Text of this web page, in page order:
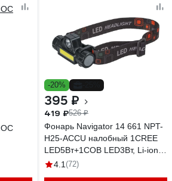
-20%
395 ₽
419 ₽526 ₽
Фонарь Navigator 14 661 NPT-
H25-ACCU налобный 1CREE
LED5Вт+1COB LED3Вт, Li-ion
1,2Ач 14661
4.1 (72)